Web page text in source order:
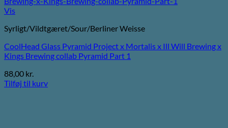
Vis
Syrligt/Vildtgæret/Sour/Berliner Weisse
CoolHead Glass Pyramid Project x Mortalis x Ill Will Brewing x
Kings Brewing collab Pyramid Part 1
88,00 kr.
Tilføj til kurv